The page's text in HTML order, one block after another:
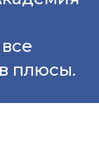
плюсы.